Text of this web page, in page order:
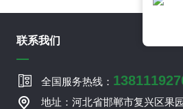
联系我们
全国服务热线：
地址：河北省邯郸市复兴区果